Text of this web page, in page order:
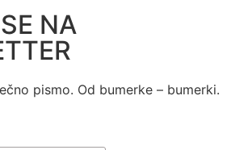
NA
pismo. Od bumerke – bumerki.